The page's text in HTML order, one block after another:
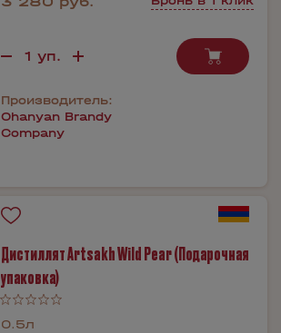
Производитель:
Ohanyan Brandy
Company
Дистиллят Artsakh Wild Pear (Подарочная
упаковка)
0.5л